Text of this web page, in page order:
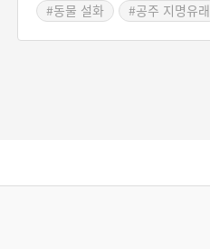
#동물 설화
#공주 지명유래